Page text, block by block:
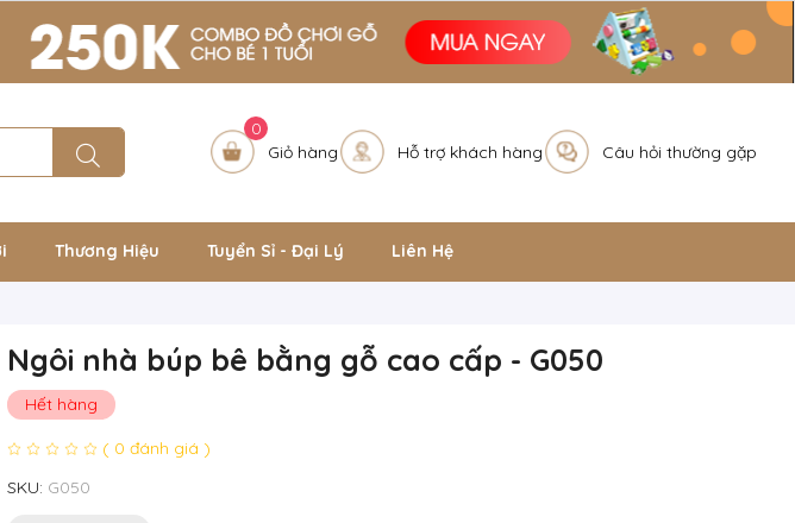
0
Giỏ hàng
Hỗ trợ khách hàng Câu hỏi thường gặp
Thương Hiệu Tuyển Sỉ - Đại Lý Liên Hệ
Ngôi nhà búp bê bằng gỗ cao cấp - G050
Hết hàng
( 0 đánh giá )
SKU: G050